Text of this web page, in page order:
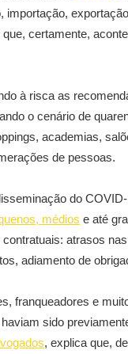
importação,
certamente,
à risca as
o cenário de
academias,
de pessoas.
do
médios e até
atrasos
adiamento de
franqueadores e
sido
, explica que,